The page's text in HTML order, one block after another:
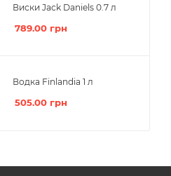
Виски Jack Daniels 0.7 л
789.00 грн
Водка Finlandia 1 л
505.00 грн